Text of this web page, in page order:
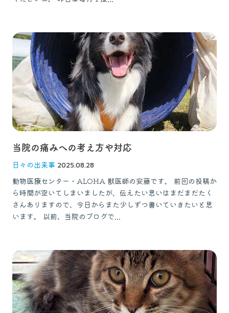
当院の痛みへの考え方や対応
日々の出来事 2025.08.28
動物医療センター・ALOHA 獣医師の安藤です。 前回の投稿か
ら時間が空いてしまいましたが、伝えたい思いはまだまだたく
さんありますので、今日からまた少しずつ書いていきたいと思
います。 以前、当院のブログで...